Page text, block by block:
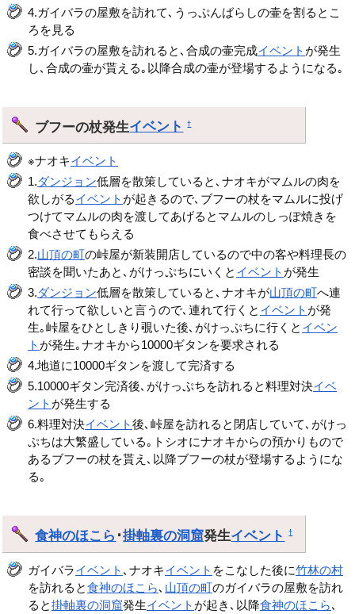
4.ガイバラの屋敷を訪れて､うっぷんばらしの壷を割るとこ
ろを見る
5.ガイバラの屋敷を訪れると､合成の壷完成イベント が発生
し､合成の壷が貰える｡以降合成の壷が登場するようになる｡
ブフーの杖発生イベント †
※ナオキイベント
1.ダンジョン低層を散策していると､ナオキがマムルの肉を
欲しがるイベント が起きるので､ブフーの杖をマムルに投げ
つけてマムルの肉を渡してあげるとマムルのしっぽ焼きを
食べさせてもらえる
2.山頂の町の峠屋が新装開店しているので中の客や料理長の
密談を聞いたあと､がけっぷちにいくと イベント が発生
3.ダンジョン低層を散策していると､ナオキが山頂の町へ連
れて行って欲しいと言うので､連れて行くと イベント が発
生｡峠屋をひとしきり覗いた後､がけっぷちに行くと イベン
ト が発生｡ナオキから10000ギタンを要求される
4.地道に10000ギタンを渡して完済する
5.10000ギタン完済後､がけっぷちを訪れると料理対決イベ
ント が発生する
6.料理対決イベント後､峠屋を訪れると閉店していて､がけっ
ぷちは大繁盛している｡トシオにナオキからの預かりもので
あるブフーの杖を貰え､以降ブフーの杖が登場するようにな
る｡
食神のほこら ･掛軸裏の洞窟発生イベント †
ガイバライベント ､ナオキイベント をこなした後に竹林の村
を訪れると食神のほこら､ 山頂の町のガイバラの屋敷を訪れ
ると掛軸裏の洞窟発生イベント が起き､以降食神のほこら､